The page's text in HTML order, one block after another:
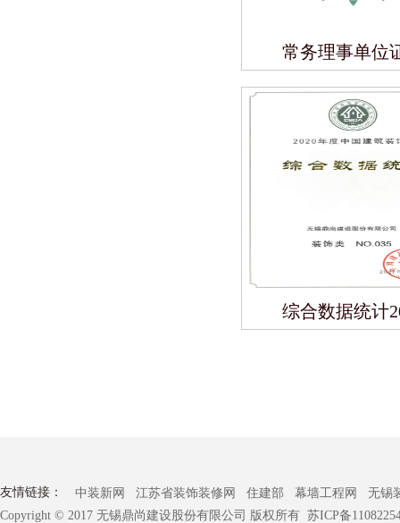
常务理事单位
综合数据统计
友情链接： 中装新网 江苏省装饰装修网 住建部 幕墙工程网
无锡
Copyright © 2017 无锡鼎尚建设股份有限公司 版权所有 苏ICP备